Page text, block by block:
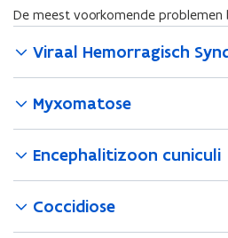
De meest voorkomende problemen
Viraal Hemorragisch
Myxomatose
Encephalitizoon cuniculi
Coccidiose